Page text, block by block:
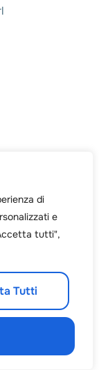
di
e
tutti",
Tutti